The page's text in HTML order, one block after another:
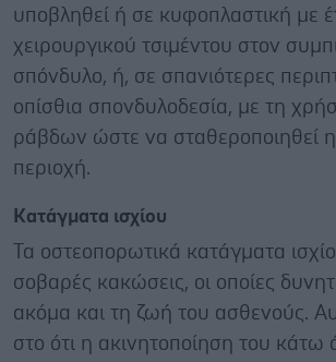
υποβληθεί ή σε κυφοπλαστική με
χειρουργικού τσιμέντου στον
σπόνδυλο, ή, σε σπανιότερες
οπίσθια σπονδυλοδεσία, με τη
ράβδων ώστε να σταθεροποιηθεί
περιοχή.
Κατάγματα ισχίου
Τα οστεοπορωτικά κατάγματα
σοβαρές κακώσεις, οι οποίες
ακόμα και τη ζωή του ασθενούς.
στο ότι η ακινητοποίηση του κάτω